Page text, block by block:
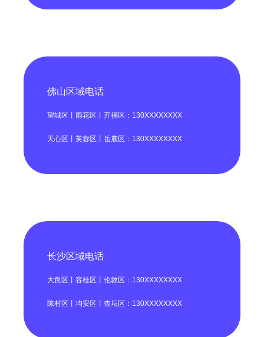
佛山区域电话
望城区丨雨花区丨开福区：130XXXXXXXX
天心区丨芙蓉区丨岳麓区：130XXXXXXXX
长沙区域电话
大良区丨容桂区丨伦敦区：130XXXXXXXX
陈村区丨均安区丨杏坛区：130XXXXXXXX